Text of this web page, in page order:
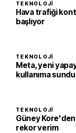
TEKNOLOJI
Hava trafiği
başlıyor
TEKNOLOJI
Meta, yeni
kullanıma sundu
TEKNOLOJI
Güney
rekor verim